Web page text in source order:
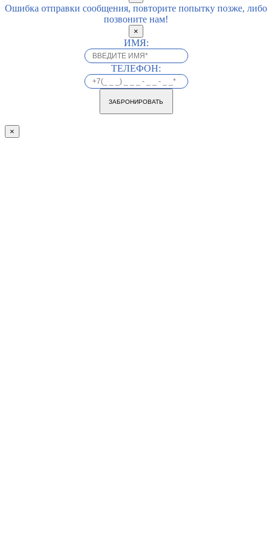
Ошибка отправки сообщения, повторите попытку позже, либо
позвоните нам!
×
ИМЯ:
ТЕЛЕФОН:
ЗАБРОНИРОВАТЬ
×